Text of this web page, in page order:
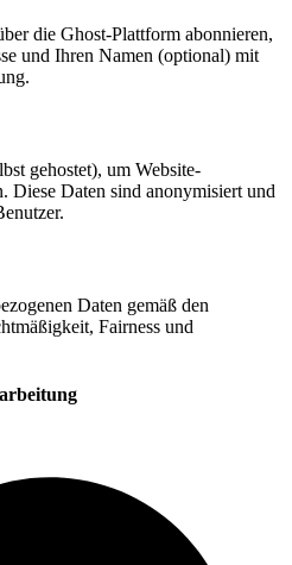
die Ghost-Plattform abonnieren,
und Ihren Namen (optional) mit
gehostet), um Website-
Diese Daten sind anonymisiert und
Daten gemäß den
Fairness und